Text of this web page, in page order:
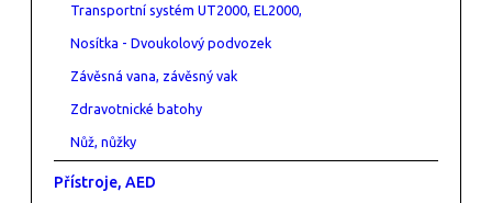
Transportní systém UT2000, EL2000,
Nosítka - Dvoukolový podvozek
Závěsná vana, závěsný vak
Zdravotnické batohy
Nůž, nůžky
Přístroje, AED